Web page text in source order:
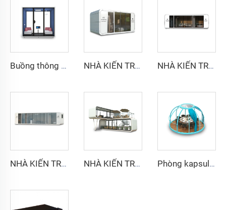
Buồng thông minh và cách âm cho 6 người - Dòng Cyspace Y PRO NHÀ KIẾN TRÚC NHÂN QUẢ - Dòng Cyspace A6 NHÀ KIẾN TRÚC NHÂN QUẢ - Dòng Cyspace A9
NHÀ KIẾN TRÚC NHÂN QUẢ - Dòng Cyspace A12 NHÀ KIẾN TRÚC NHÂN QUẢ - Dòng hai tầng Phòng kapsule PC Star